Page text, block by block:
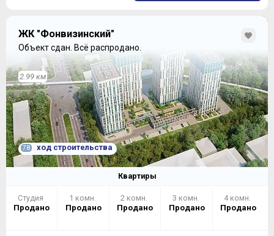
ЖК "Фонвизинский"
Объект сдан. Всё распродано.
2.99 км
78 ход строительства
Квартиры
Студия
Продано
1 комн.
Продано
2 комн.
Продано
3 комн.
Продано
4 комн.
Продано